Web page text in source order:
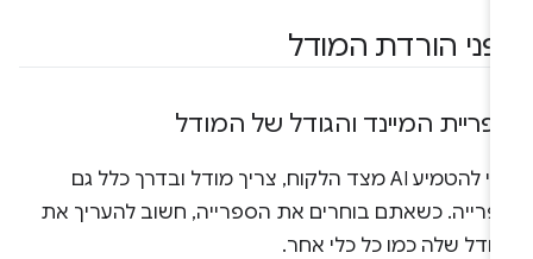
הורדת המודל
המיינד והגודל של המודל
כדי להטמיע AI מצד הלקוח, צריך מודל ובדרך כלל גם
כשאתם בוחרים את הספרייה, חשוב להעריך את
שלה כמו כל כלי אחר.